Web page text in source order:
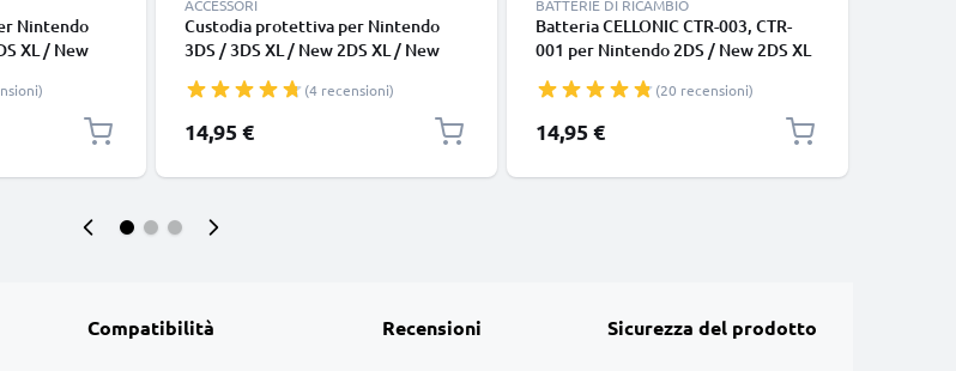
Nintendo
XL / New
rosso -
in un
ACCESSORI
Custodia protettiva per Nintendo
3DS / 3DS XL / New 2DS XL / New
piacevole al tatto, colore blu scuro -
Porta con te la tua console in un
elegante etui di protezione
(4 recensioni)
14,95 €
BATTERIE DI RICAMBIO
Batteria CELLONIC CTR-003, CTR-
001 per Nintendo 2DS / New 2DS XL
Ricambio batteria nintendo 2ds da
1300mAh per console giochi
(20 recensioni)
14,95 €
Compatibilità Recensioni Sicurezza del prodotto